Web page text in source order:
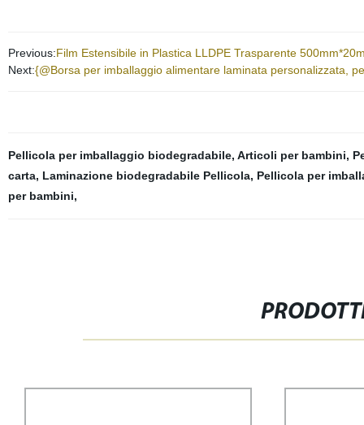
Previous:Film Estensibile in Plastica LLDPE Trasparente
Next:{@Borsa per imballaggio alimentare laminata personalizzata,
Pellicola per imballaggio biodegradabile, Articoli per bambini,
carta, Laminazione biodegradabile Pellicola, Pellicola per
per bambini,